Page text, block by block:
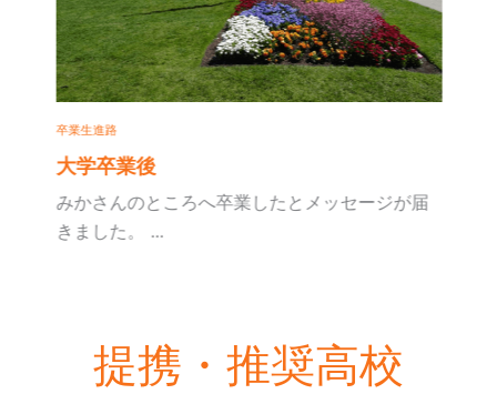
卒業生進路
大学卒業後
みかさんのところへ卒業したとメッセージが届
きました。 ...
提携・推奨高校